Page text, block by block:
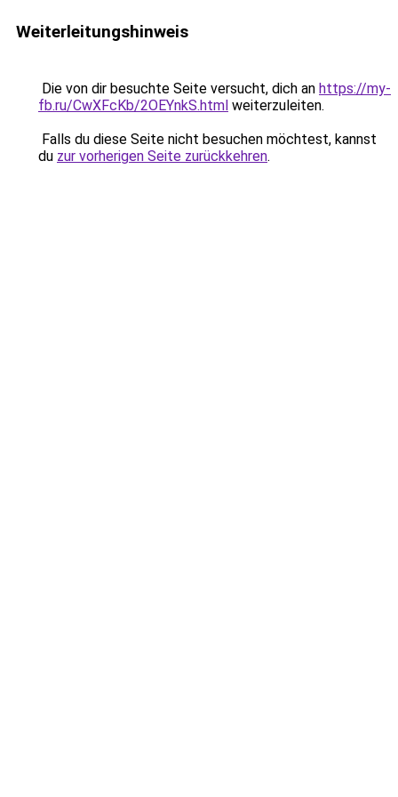
Weiterleitungshinweis
Die von dir besuchte Seite versucht, dich an https://my-
fb.ru/CwXFcKb/2OEYnkS.html weiterzuleiten.
Falls du diese Seite nicht besuchen möchtest, kannst
du zur vorherigen Seite zurückkehren.